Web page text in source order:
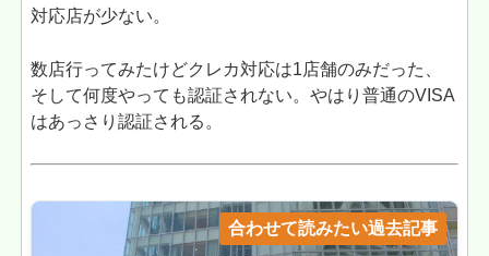
対応店が少ない。
数店行ってみたけどクレカ対応は1店舗のみだった、
そして何度やっても認証されない。やはり普通のVISA
はあっさり認証される。
合わせて読みたい過去記事